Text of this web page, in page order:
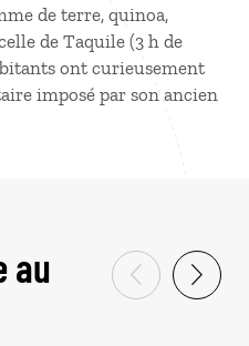
de terre, quinoa,
de Taquile (3 h de
ont curieusement
imposé par son ancien
au